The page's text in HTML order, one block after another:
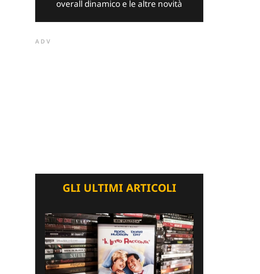
overall dinamico e le altre novità
ADV
GLI ULTIMI ARTICOLI